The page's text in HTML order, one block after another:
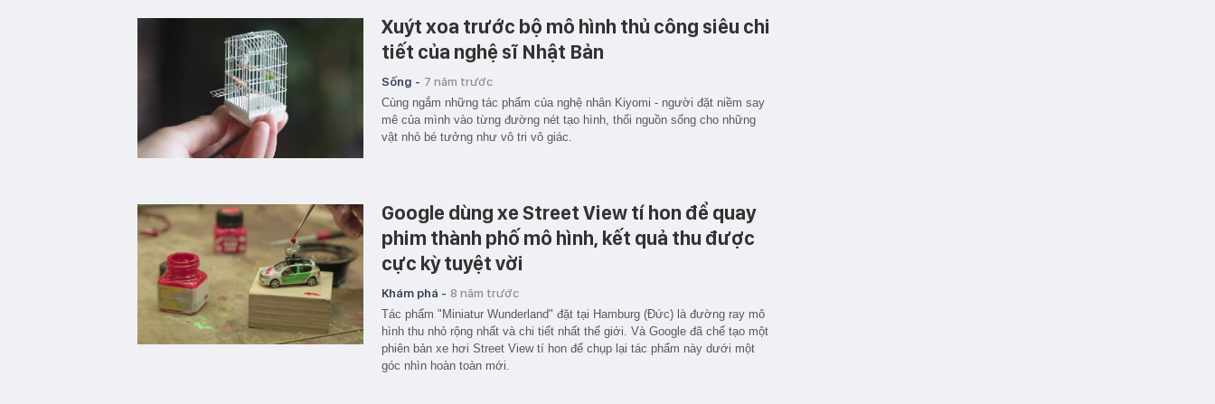
Xuýt xoa trước bộ mô hình thủ công siêu chi
tiết của nghệ sĩ Nhật Bản
Sống - 7 năm trước
Cùng ngắm những tác phẩm của nghệ nhân Kiyomi - người đặt niềm say
mê của mình vào từng đường nét tạo hình, thổi nguồn sống cho những
vật nhỏ bé tưởng như vô tri vô giác.
Google dùng xe Street View tí hon để quay
phim thành phố mô hình, kết quả thu được
cực kỳ tuyệt vời
Khám phá - 8 năm trước
Tác phẩm "Miniatur Wunderland" đặt tại Hamburg (Đức) là đường ray mô
hình thu nhỏ rộng nhất và chi tiết nhất thế giới. Và Google đã chế tạo một
phiên bản xe hơi Street View tí hon để chụp lại tác phẩm này dưới một
góc nhìn hoàn toàn mới.